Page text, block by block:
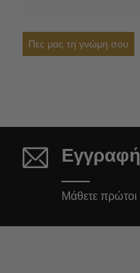
Πες μας τη γνώμη σου
Μάθετε πρώτοι